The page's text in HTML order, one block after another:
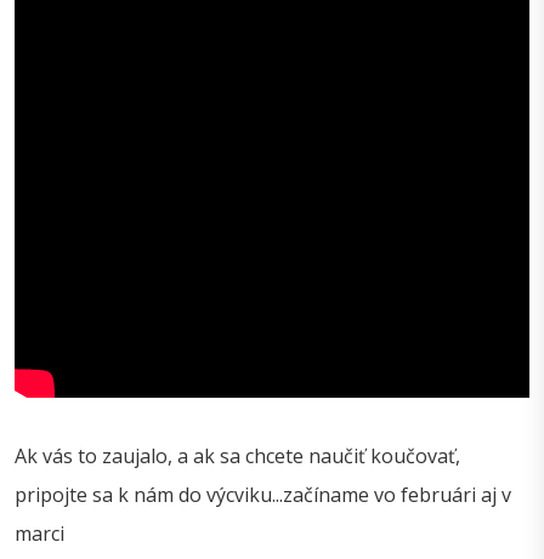
Ak vás to zaujalo, a ak sa chcete naučiť koučovať,
pripojte sa k nám do výcviku...začíname vo februári aj v
marci